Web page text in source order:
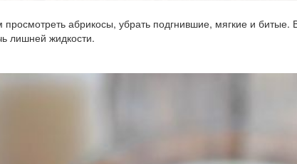
абрикосы, убрать подгнившие, мягкие и битые.
лишней жидкости.